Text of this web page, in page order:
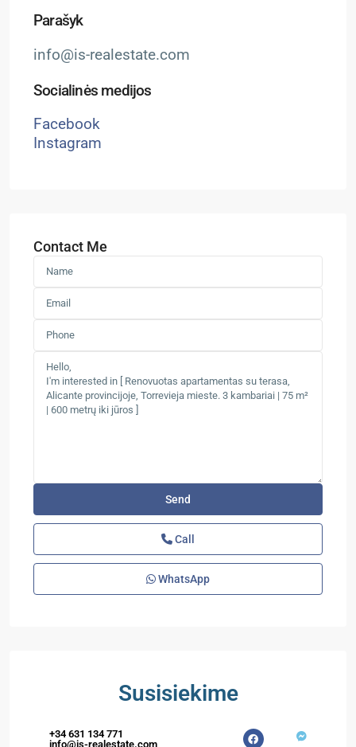
Parašyk
info@is-realestate.com
Socialinės medijos
Facebook
Instagram
Contact Me
Call
WhatsApp
Susisiekime
+34 631 134 771
info@is-realestate.com